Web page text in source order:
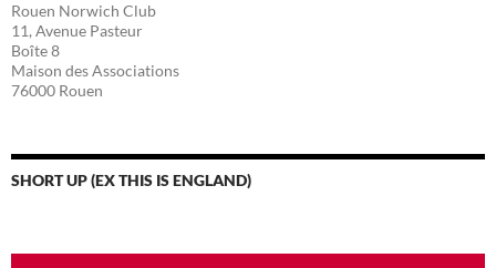
Rouen Norwich Club
11, Avenue Pasteur
Boîte 8
Maison des Associations
76000 Rouen
SHORT UP (EX THIS IS ENGLAND)